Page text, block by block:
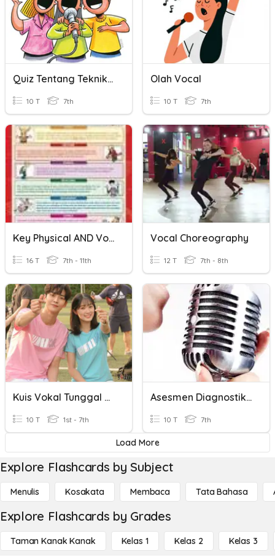
Quiz Tentang Teknik Vokal
10 T 7th
Olah Vocal
10 T 7th
Key Physical AND Vocal Terms
16 T 7th - 11th
Vocal Choreography
12 T 7th - 8th
Kuis Vokal Tunggal Hangeul
10 T 1st - 7th
Asesmen Diagnostik Vokal Grup
10 T 7th
Load More
Explore Flashcards by Subject
Menulis Kosakata Membaca Tata Bahasa
Explore Flashcards by Grades
Taman Kanak Kanak Kelas 1 Kelas 2 Kelas 3